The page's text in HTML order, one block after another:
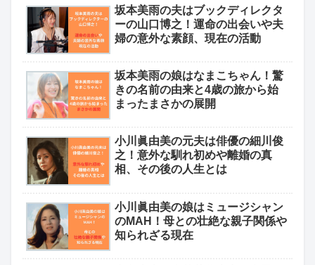
坂本美雨の夫はブックディレクタ
ーの山口博之！運命の出会いや夫
婦の意外な素顔、現在の活動
坂本美雨の娘はなまこちゃん！驚
きの名前の由来と4歳の旅から始
まったまさかの展開
小川眞由美の元夫は俳優の細川俊
之！意外な馴れ初めや離婚の真
相、その後の人生とは
小川眞由美の娘はミュージシャン
のMAH！母との壮絶な親子関係や
知られざる現在